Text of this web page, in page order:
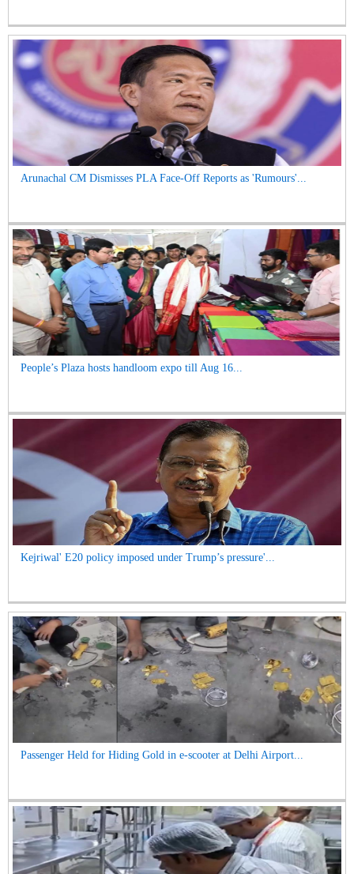
Arunachal CM Dismisses PLA Face-Off Reports as 'Rumours'...
People’s Plaza hosts handloom expo till Aug 16...
Kejriwal' E20 policy imposed under Trump’s pressure'...
Passenger Held for Hiding Gold in e-scooter at Delhi Airport...